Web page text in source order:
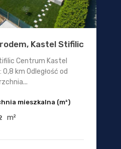
Kastel Stifilic
Centrum Kastel
km Odległość od
mieszkalna (m²)
m²